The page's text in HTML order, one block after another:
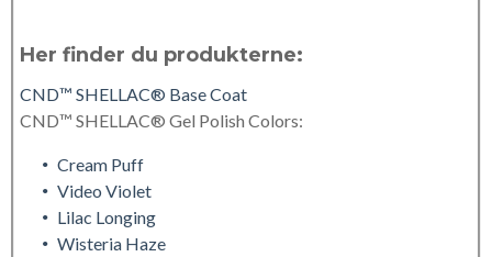
Her finder du produkterne:
CND™ SHELLAC® Base Coat
CND™ SHELLAC® Gel Polish Colors:
Cream Puff
Video Violet
Lilac Longing
Wisteria Haze